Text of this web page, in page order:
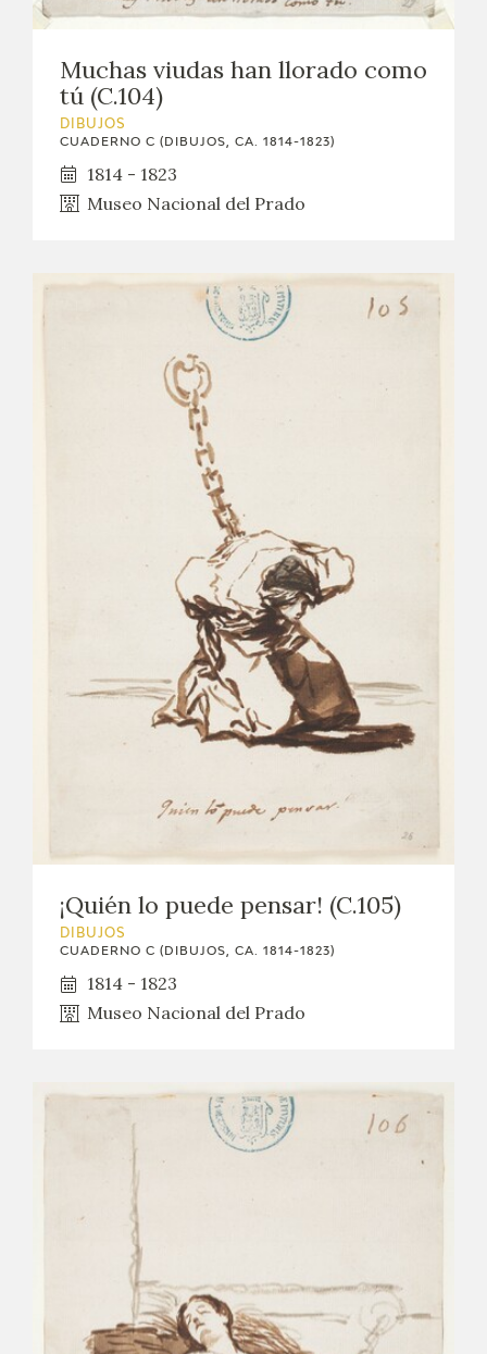
Muchas viudas han llorado como
tú (C.104)
DIBUJOS
CUADERNO C (DIBUJOS, CA. 1814-1823)
1814 - 1823
Museo Nacional del Prado
¡Quién lo puede pensar! (C.105)
DIBUJOS
CUADERNO C (DIBUJOS, CA. 1814-1823)
1814 - 1823
Museo Nacional del Prado